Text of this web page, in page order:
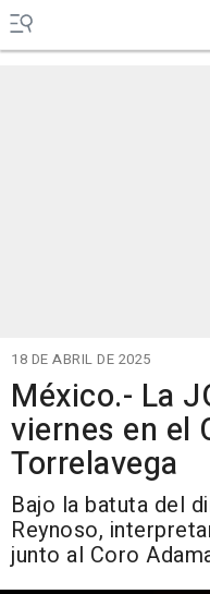
18 DE ABRIL DE 2025
México.- La
viernes en el
Torrelavega
Bajo la batuta del
Reynoso,
junto al Coro